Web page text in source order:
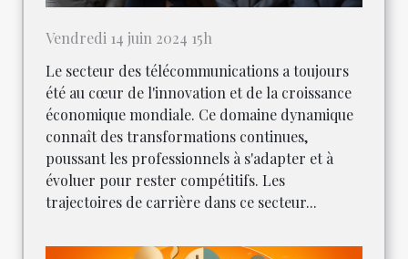
Vendredi 14 juin 2024 15h
Le secteur des télécommunications a toujours
été au cœur de l'innovation et de la croissance
économique mondiale. Ce domaine dynamique
connaît des transformations continues,
poussant les professionnels à s'adapter et à
évoluer pour rester compétitifs. Les
trajectoires de carrière dans ce secteur...